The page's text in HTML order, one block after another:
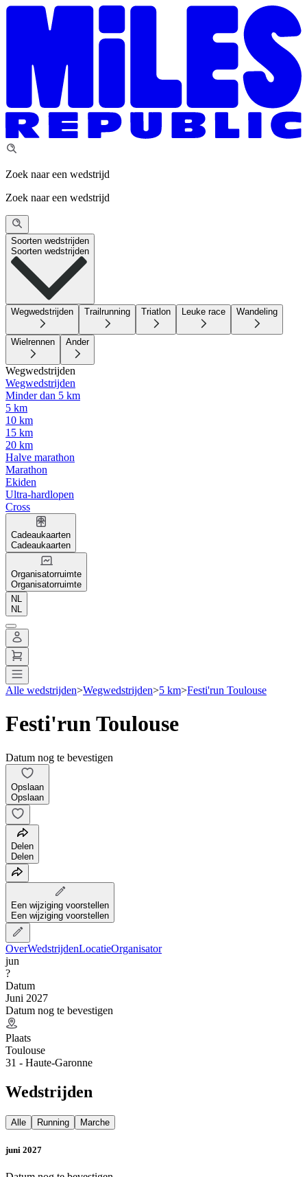
Zoek naar een wedstrijd
Zoek naar een wedstrijd
Soorten wedstrijden
Soorten wedstrijden
Wegwedstrijden Trailrunning Triatlon Leuke race Wandeling
Wielrennen Ander
Wegwedstrijden
Wegwedstrijden
Minder dan 5 km
5 km
10 km
15 km
20 km
Halve marathon
Marathon
Ekiden
Ultra-hardlopen
Cross
Cadeaukaarten
Cadeaukaarten
Organisatorruimte
Organisatorruimte
NL
NL
Alle wedstrijden>Wegwedstrijden>5 km>Festi'run Toulouse
Festi'run Toulouse
Datum nog te bevestigen
Opslaan
Opslaan
Delen
Delen
Een wijziging voorstellen
Een wijziging voorstellen
OverWedstrijdenLocatieOrganisator
jun
?
Datum
Juni 2027
Datum nog te bevestigen
Plaats
Toulouse
31 - Haute-Garonne
Wedstrijden
Alle Running Marche
juni 2027